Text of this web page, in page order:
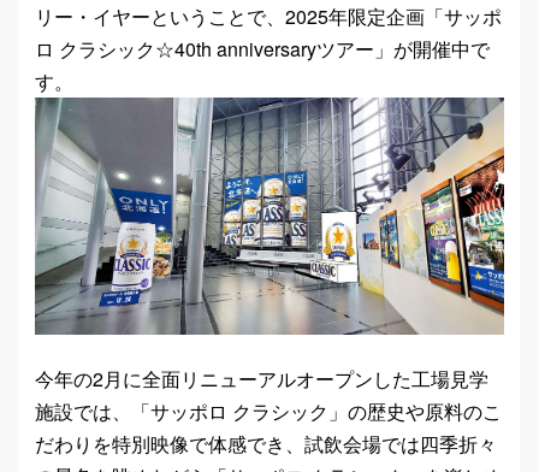
リー・イヤーということで、2025年限定企画「サッポ
ロ クラシック☆40th anniversaryツアー」が開催中で
す。
今年の2月に全面リニューアルオープンした工場見学
施設では、「サッポロ クラシック」の歴史や原料のこ
だわりを特別映像で体感でき、試飲会場では四季折々